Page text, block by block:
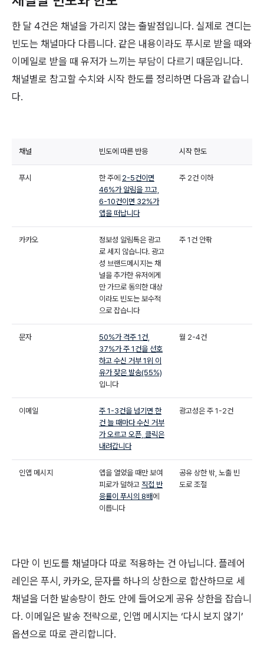
한 달 4건은 채널을 가리지 않는 출발점입니다. 실제로 견디는
빈도는 채널마다 다릅니다. 같은 내용이라도 푸시로 받을 때와
이메일로 받을 때 유저가 느끼는 부담이 다르기 때문입니다.
채널별로 참고할 수치와 시작 한도를 정리하면 다음과 같습니
다.
채널 빈도에 따른 반응 시작 한도
푸시 한 주에 2-5건이면
46%가 알림을 끄고,
6-10건이면 32%가
앱을 떠납니다
주 2건 이하
카카오
정보성 알림톡은 광고
로 세지 않습니다. 광고
성 브랜드메시지는 채
널을 추가한 유저에게
만 가므로 동의한 대상
이라도 빈도는 보수적
으로 잡습니다
주 1건 안팎
문자
50%가 격주 1건,
37%가 주 1건을 선호
하고 수신 거부 1위 이
유가 잦은 발송(55%)
입니다
월 2-4건
이메일
주 1-3건을 넘기면 한
건 늘 때마다 수신 거부
가 오르고 오픈, 클릭은
내려갑니다
광고성은 주 1-2건
인앱 메시지
앱을 열었을 때만 보여
피로가 덜하고 직접 반
응률이 푸시의 8배에
이릅니다
공유 상한 밖, 노출 빈
도로 조절
다만 이 빈도를 채널마다 따로 적용하는 건 아닙니다. 플레어
레인은 푸시, 카카오, 문자를 하나의 상한으로 합산하므로 세
채널을 더한 발송량이 한도 안에 들어오게 공유 상한을 잡습니
다. 이메일은 발송 전략으로, 인앱 메시지는 ‘다시 보지 않기’
옵션으로 따로 관리합니다.